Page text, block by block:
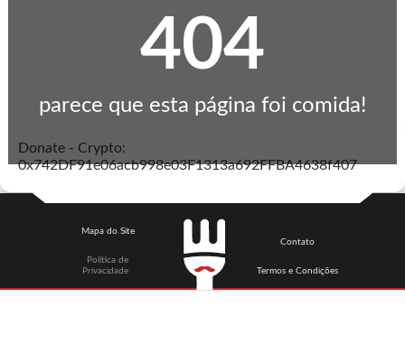
404
parece que esta página foi comida!
Donate - Crypto:
0x742DF91e06acb998e03F1313a692FFBA4638f407
Mapa do Site
Política de
Privacidade
Contato
Termos e Condições